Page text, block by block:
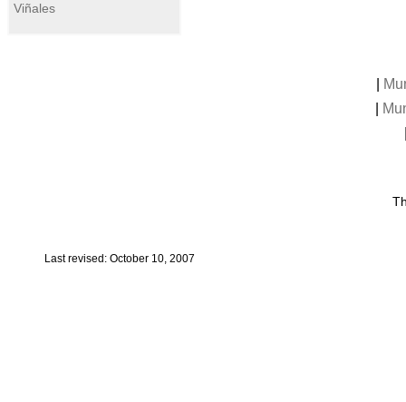
Viñales
Last revised: October 10, 2007